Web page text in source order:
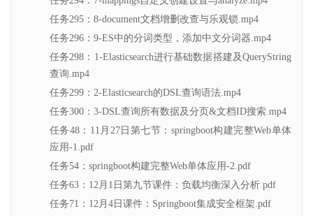
任务295：8-document文档增删改查与乐观锁.mp4
任务296：9-ES中的分词类型，添加中文分词器.mp4
任务298：1-Elasticsearch进行基础数据搭建及QueryString
查询.mp4
任务299：2-Elasticsearch的DSL查询语法.mp4
任务300：3-DSL查询所有数据及分页&文档ID搜索.mp4
任务48：11月27日第七节：springboot构建完整Web单体
应用-1.pdf
任务54：springboot构建完整Web单体应用-2.pdf
任务63：12月1日第九节课件：负载均衡深入分析.pdf
任务71：12月4日课件：Springboot集成安全框架.pdf